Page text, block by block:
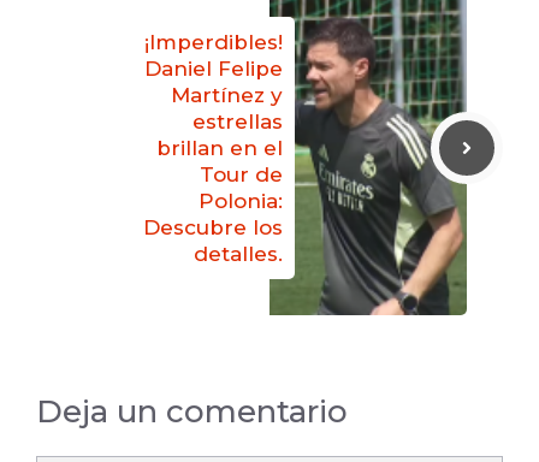
¡Imperdibles!
Daniel Felipe
Martínez y
estrellas
brillan en el
Tour de
Polonia:
Descubre los
detalles.
Deja un comentario